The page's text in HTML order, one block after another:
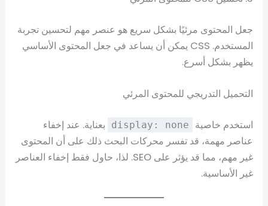
جعل المحتوى مرئيًا بشكل سريع هو عنصر مهم لتحسين تجربة
المستخدم. CSS يمكن أن يساعد في جعل المحتوى الأساسي
يظهر بشكل أسرع.
التحميل التدريجي للمحتوى المرئي
استخدم خاصية display: none
بعناية. عند إخفاء
عناصر مهمة، قد تفسر محركات البحث ذلك على أن المحتوى
غير مهم، مما قد يؤثر على SEO. لذا، حاول فقط إخفاء العناصر
غير الأساسية.